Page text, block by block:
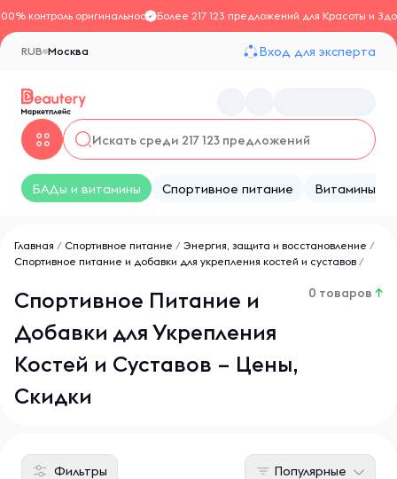
контроль оригинальностиБолее 217 123 предложений для Красоты и
Москва
RUB Вход для эксперта
БАДы и витамины Спортивное питание Витамины
Главная / Спортивное питание / Энергия, защита и восстановление /
Спортивное питание и добавки для укрепления костей и суставов /
Спортивное Питание и
Добавки для Укрепления
Костей и Суставов – Цены,
Скидки
0 товаров ↑
Фильтры Популярные